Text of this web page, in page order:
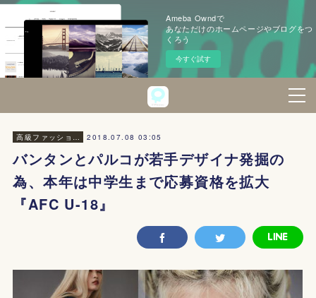
Ameba Owndで
あなただけのホームページやブログをつ
くろう
今すぐ試す
高級ファッション・美容 2018.07.08 03:05
バンタンとパルコが若手デザイナ発掘の
為、本年は中学生まで応募資格を拡大
『AFC U-18』